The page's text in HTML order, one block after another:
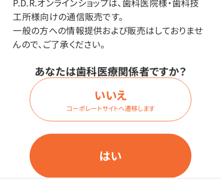
工所様向けの通信販売です。
一般の方への情報提供および販売はしておりませ
んので、ご了承ください。
あなたは歯科医療関係者ですか？
はい
いいえ
コーポレートサイトへ遷移します
その他
●日本製
使用上の注意
※商品の色味は印刷の時期により多少変わる可能性が
ございますので、ご了承ください。